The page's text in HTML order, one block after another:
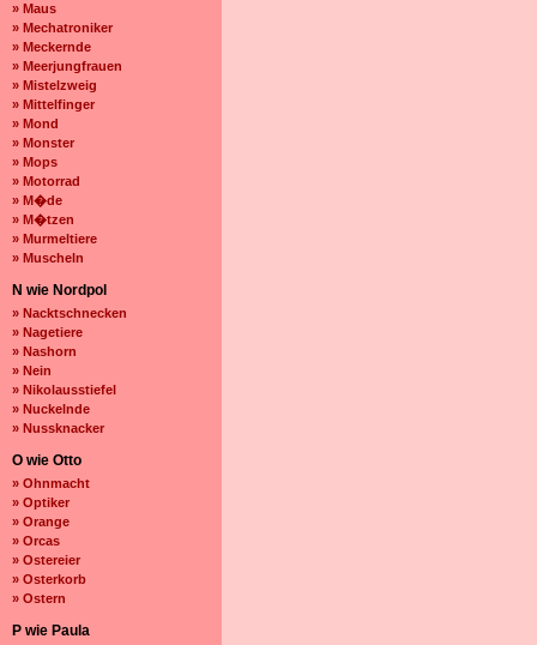
» Maus
» Mechatroniker
» Meckernde
» Meerjungfrauen
» Mistelzweig
» Mittelfinger
» Mond
» Monster
» Mops
» Motorrad
» M�de
» M�tzen
» Murmeltiere
» Muscheln
N wie Nordpol
» Nacktschnecken
» Nagetiere
» Nashorn
» Nein
» Nikolausstiefel
» Nuckelnde
» Nussknacker
O wie Otto
» Ohnmacht
» Optiker
» Orange
» Orcas
» Ostereier
» Osterkorb
» Ostern
P wie Paula